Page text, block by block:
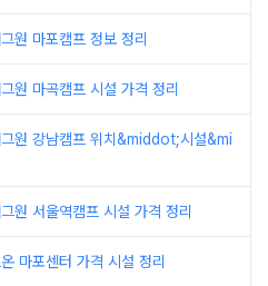
원 마포캠프 정보 정리
원 마곡캠프 시설 가격 정리
원 강남캠프 위치&middot;시설&mi
원 서울역캠프 시설 가격 정리
마포센터 가격 시설 정리